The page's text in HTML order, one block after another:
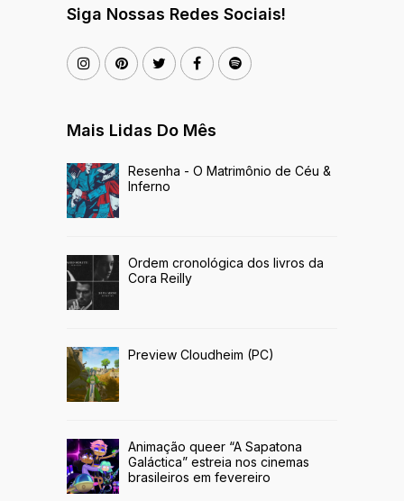
Siga Nossas Redes Sociais!
Mais Lidas Do Mês
Resenha - O Matrimônio de Céu &
Inferno
Ordem cronológica dos livros da
Cora Reilly
Preview Cloudheim (PC)
Animação queer “A Sapatona
Galáctica” estreia nos cinemas
brasileiros em fevereiro